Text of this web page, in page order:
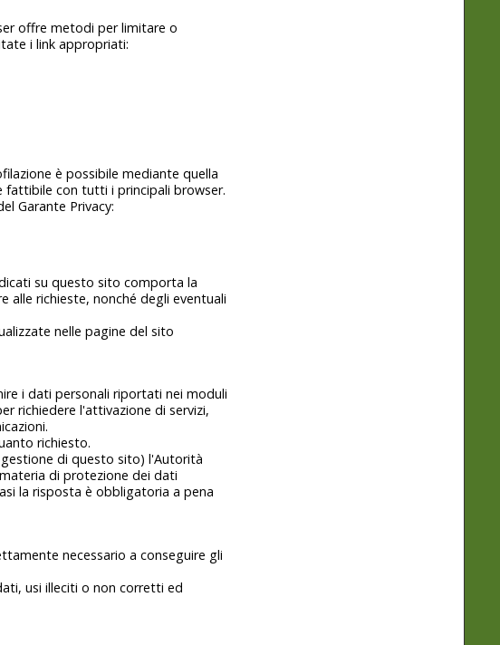
offre metodi per limitare o
i link appropriati:
è possibile mediante quella
fattibile con tutti i principali browser.
Garante Privacy:
su questo sito comporta la
alle richieste, nonché degli eventuali
nelle pagine del sito
i dati personali riportati nei moduli
richiedere l'attivazione di servizi,
richiesto.
di questo sito) l'Autorità
di protezione dei dati
la risposta è obbligatoria a pena
necessario a conseguire gli
usi illeciti o non corretti ed